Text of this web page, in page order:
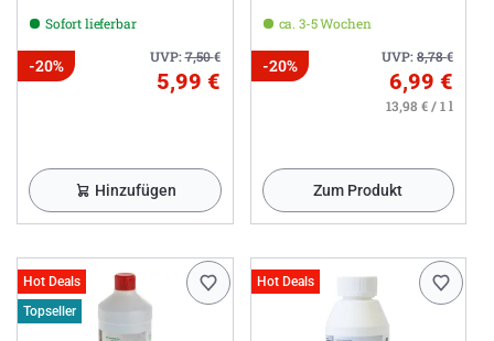
Sofort lieferbar
UVP:7,50€
-20%
5,99 €
Hinzufügen
ca. 3-5 Wochen
UVP:8,78€
-20%
6,99 €
13,98 € / 1 l
Zum Produkt
Hot Deals
Topseller
Hot Deals